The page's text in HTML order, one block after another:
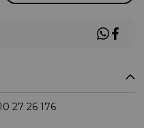
27 26 176